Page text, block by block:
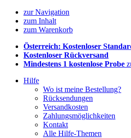
zur Navigation
zum Inhalt
zum Warenkorb
Österreich: Kostenloser
Kostenloser Rückversand
Mindestens 1 kostenlose Probe
Hilfe
Wo ist meine Bestellung?
Rücksendungen
Versandkosten
Zahlungsmöglichkeiten
Kontakt
Alle Hilfe-Themen